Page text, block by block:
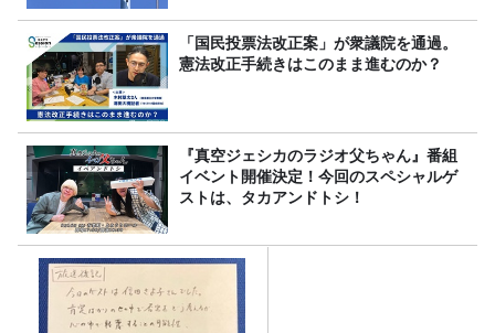
「国民投票法改正案」が衆議院を通過。
憲法改正手続きはこのまま進むのか？
『真空ジェシカのラジオ父ちゃん』番組
イベント開催決定！今回のスペシャルゲ
ストは、タカアンドトシ！